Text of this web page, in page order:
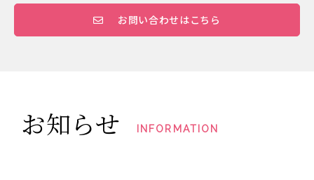
お問い合わせはこちら
お知らせ INFORMATION